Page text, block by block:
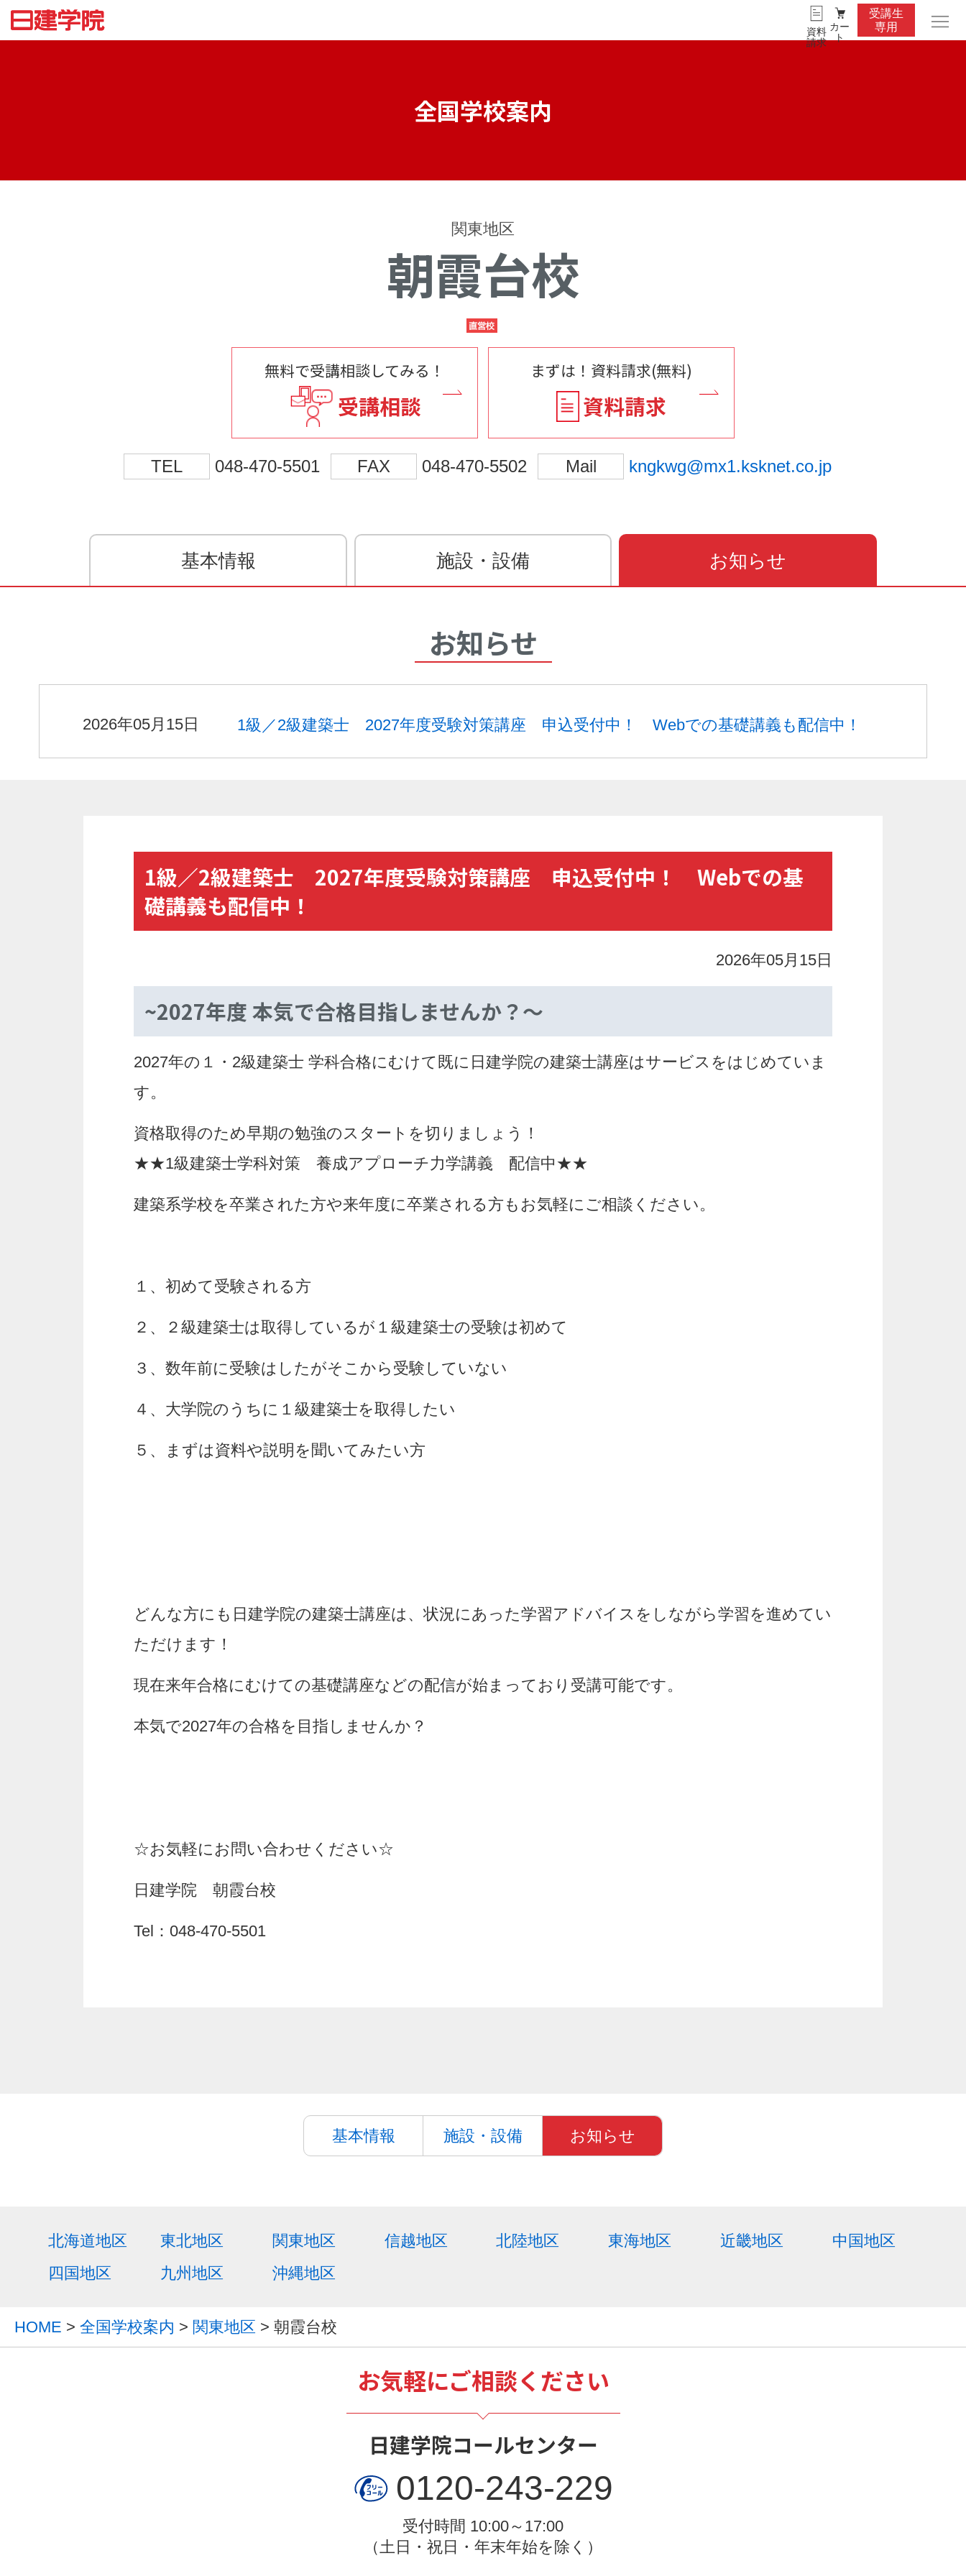
資料
請求
カー
ト
受講生
専用
全国学校案内
関東地区
朝霞台校
無料で受講相談してみる！
受講相談
まずは！資料請求(無料)
資料請求
TEL 048-470-5501 FAX 048-470-5502 Mail kngkwg@mx1.ksknet.co.jp
基本情報 施設・設備 お知らせ
お知らせ
2026年05月15日 1級／2級建築士 2027年度受験対策講座 申込受付中！ Webでの基礎講義も配信中！
1級／2級建築士 2027年度受験対策講座 申込受付中！ Webでの基
礎講義も配信中！
2026年05月15日
~2027年度 本気で合格目指しませんか？～
2027年の１・2級建築士 学科合格にむけて既に日建学院の建築士講座はサービスをはじめていま
す。
資格取得のため早期の勉強のスタートを切りましょう！
★★1級建築士学科対策 養成アプローチ力学講義 配信中★★
建築系学校を卒業された方や来年度に卒業される方もお気軽にご相談ください。
１、初めて受験される方
２、２級建築士は取得しているが１級建築士の受験は初めて
３、数年前に受験はしたがそこから受験していない
４、大学院のうちに１級建築士を取得したい
５、まずは資料や説明を聞いてみたい方
どんな方にも日建学院の建築士講座は、状況にあった学習アドバイスをしながら学習を進めてい
ただけます！
現在来年合格にむけての基礎講座などの配信が始まっており受講可能です。
本気で2027年の合格を目指しませんか？
☆お気軽にお問い合わせください☆
日建学院 朝霞台校
Tel：048-470-5501
基本情報 施設・設備 お知らせ
北海道地区 東北地区 関東地区 信越地区 北陸地区 東海地区 近畿地区
中国地区
四国地区
九州地区 沖縄地区
HOME > 全国学校案内 > 関東地区 > 朝霞台校
お気軽にご相談ください
日建学院コールセンター
0120-243-229
受付時間 10:00～17:00
（土日・祝日・年末年始を除く）